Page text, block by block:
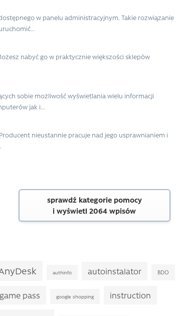
w panelu administracyjnym. Takie rozwiązanie
nabyć go w praktycznie większości sklepów
sobie możliwość wyświetlania wielu informacji
jak i...
nieustannie pracuje nad jego usprawnianiem i
sprawdź kategorie pomocy
i wyświetl 2064 wpisów
authinfo autoinstalator BDO
game pass google shopping instruction